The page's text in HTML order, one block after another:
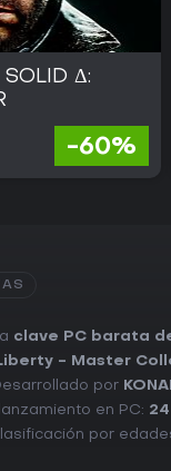
SOLID Δ:
-60%
clave PC barata de
- Master
por
en PC:
por